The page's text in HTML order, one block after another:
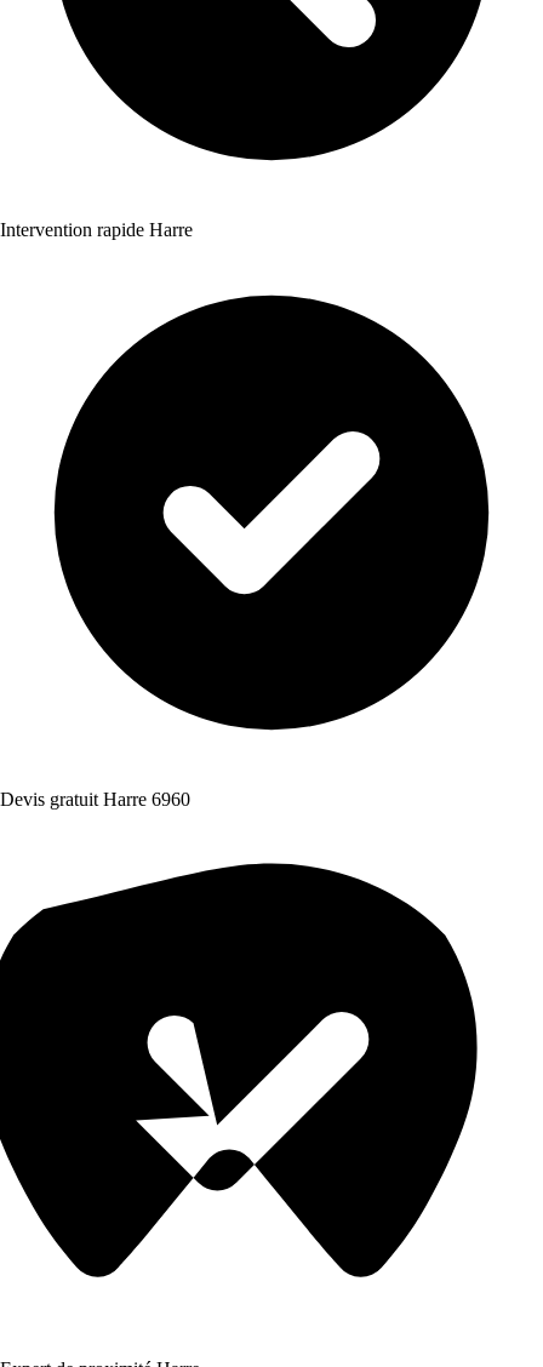
Intervention rapide Harre
Devis gratuit Harre 6960